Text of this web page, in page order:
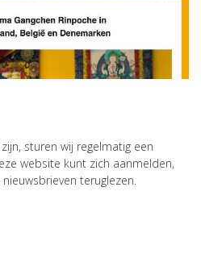
sturen wij regelmatig een
website kunt zich aanmelden,
teruglezen.